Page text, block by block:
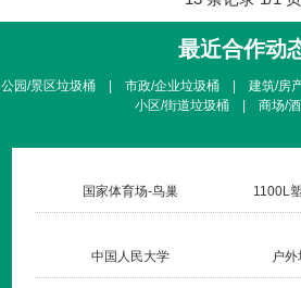
最近合作动
公园/景区垃圾桶 | 市政/企业垃圾桶 | 建筑/房
小区/街道垃圾桶 | 商场/酒
国家体育场-鸟巢 1100L
中国人民大学 户